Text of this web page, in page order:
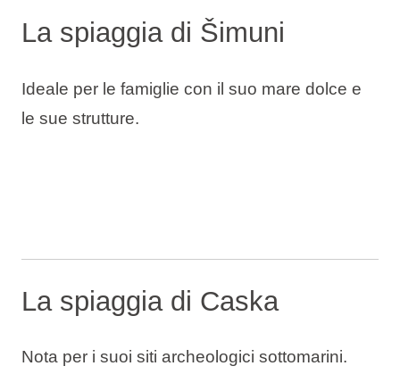
La spiaggia di Šimuni
Ideale per le famiglie con il suo mare dolce e
le sue strutture.
La spiaggia di Caska
Nota per i suoi siti archeologici sottomarini.